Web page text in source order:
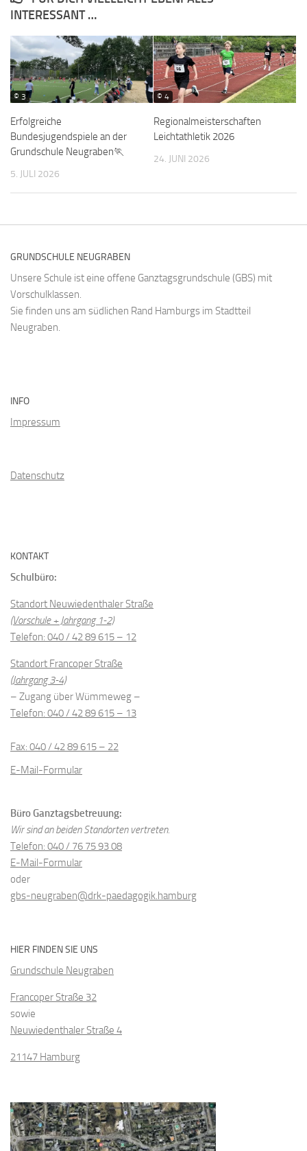
INTERESSANT …
© 3
Erfolgreiche
Bundesjugendspiele an der
Grundschule Neugraben🏃
5. JULI 2026
© 4
Regionalmeisterschaften
Leichtathletik 2026
24. JUNI 2026
GRUNDSCHULE NEUGRABEN
Unsere Schule ist eine offene Ganztagsgrundschule (GBS) mit
Vorschulklassen.
Sie finden uns am südlichen Rand Hamburgs im Stadtteil
Neugraben.
INFO
Impressum
Datenschutz
KONTAKT
Schulbüro:
Standort Neuwiedenthaler Straße
(Vorschule + Jahrgang 1-2)
Telefon: 040 / 42 89 615 – 12
Standort Francoper Straße
(Jahrgang 3-4)
– Zugang über Wümmeweg –
Telefon: 040 / 42 89 615 – 13
Fax: 040 / 42 89 615 – 22
E-Mail-Formular
Büro Ganztagsbetreuung:
Wir sind an beiden Standorten vertreten.
Telefon: 040 / 76 75 93 08
E-Mail-Formular
oder
gbs-neugraben@drk-paedagogik.hamburg
HIER FINDEN SIE UNS
Grundschule Neugraben
Francoper Straße 32
sowie
Neuwiedenthaler Straße 4
21147 Hamburg